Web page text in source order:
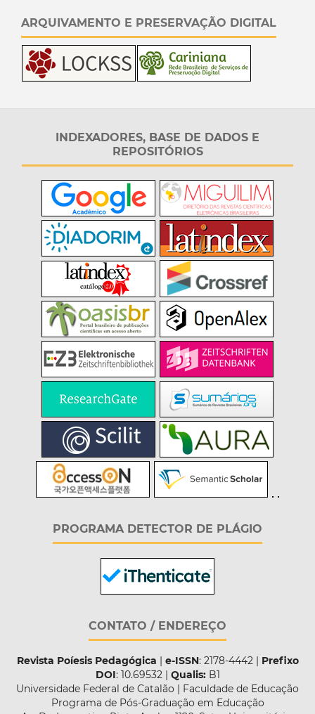
ARQUIVAMENTO E PRESERVAÇÃO DIGITAL
INDEXADORES, BASE DE DADOS E
REPOSITÓRIOS
PROGRAMA DETECTOR DE PLÁGIO
CONTATO / ENDEREÇO
Revista Poíesis Pedagógica | e-ISSN: 2178-4442 | Prefixo
DOI: 10.69532 | Qualis:B1
Universidade Federal de Catalão | Faculdade de Educação
Programa de Pós-Graduação em Educação